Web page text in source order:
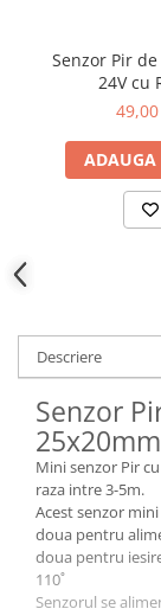
Senzor Pir
24V cu
ADAUGA
Descriere
Senzor
25x20mm
Mini senzor Pir
raza intre 3-5m.
Acest senzor
doua pentru
doua pentru
110˚
Senzorul se